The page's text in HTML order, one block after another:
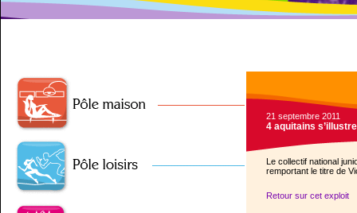
21 septembre 2011
4 aquitains
Le collectif national
remportant le titre de
Retour sur cet exploit